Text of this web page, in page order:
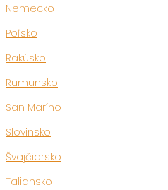
Nemecko
Poľsko
Rakúsko
Rumunsko
San Maríno
Slovinsko
Švajčiarsko
Taliansko